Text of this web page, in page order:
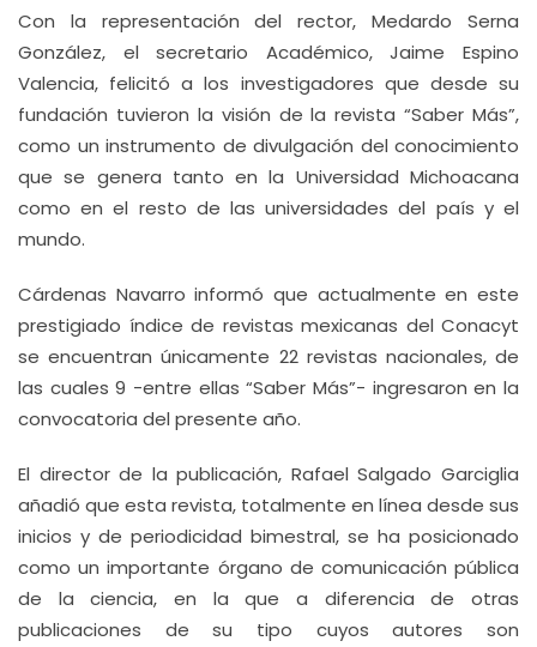
Con la representación del rector, Medardo Serna
González, el secretario Académico, Jaime Espino
Valencia, felicitó a los investigadores que desde su
fundación tuvieron la visión de la revista “Saber Más”,
como un instrumento de divulgación del conocimiento
que se genera tanto en la Universidad Michoacana
como en el resto de las universidades del país y el
mundo.
Cárdenas Navarro informó que actualmente en este
prestigiado índice de revistas mexicanas del Conacyt
se encuentran únicamente 22 revistas nacionales, de
las cuales 9 -entre ellas “Saber Más”- ingresaron en la
convocatoria del presente año.
El director de la publicación, Rafael Salgado Garciglia
añadió que esta revista, totalmente en línea desde sus
inicios y de periodicidad bimestral, se ha posicionado
como un importante órgano de comunicación pública
de la ciencia, en la que a diferencia de otras
publicaciones de su tipo cuyos autores son